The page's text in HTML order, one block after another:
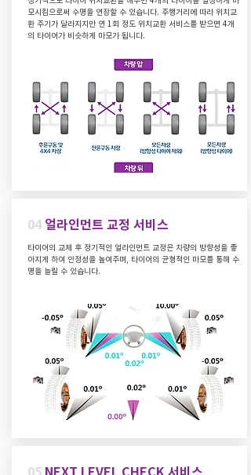
모시킴으로써 수명을 연장할 수 있습니다. 주행거리에 따라 위치교
환 주기가 달라지지만 연 1회 정도 위치교환 서비스를 받으면 4개
의 타이어가 비슷하게 마모가 됩니다.
04얼라인먼트 교정 서비스
타이어의 교체 후 정기적인 얼라인먼트 교정은 차량의 방향성을 좋
아지게 하여 안정성을 높여주며, 타이어의 균형적인 마모를 통해 수
명을 늘릴 수 있습니다.
05 NEXT LEVEL CHECK 서비스